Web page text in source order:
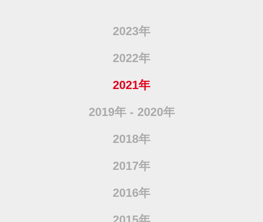
2023年
2022年
2021年
2019年 - 2020年
2018年
2017年
2016年